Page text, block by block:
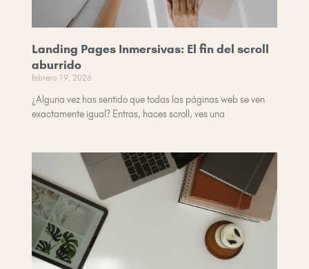
Landing Pages Inmersivas: El fin del scroll
aburrido
febrero 19, 2026
¿Alguna vez has sentido que todas las páginas web se ven
exactamente igual? Entras, haces scroll, ves una